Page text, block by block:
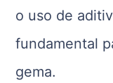
o uso de
fundamental
gema.